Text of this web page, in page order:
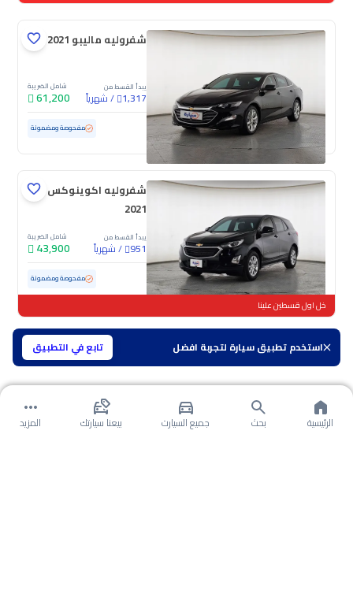
استخدم تطبيق سيارة لتجربة افضل تابع في التطبيق
شفروليه ماليبو LS 2021
يبدأ القسط من
1,317
/شهرياً
شامل الضريبة
61,200
مستعملة 55,442 كم ممشى قليل مفحوصة ومضمونة
شفروليه اكوينوكس LS
2021
يبدأ القسط من
951
/شهرياً
شامل الضريبة
43,900
مستعملة 130,085 كم مفحوصة ومضمونة
خل اول قسطين علينا
الرئيسية بحث جميع السيارت بيعنا سيارتك المزيد